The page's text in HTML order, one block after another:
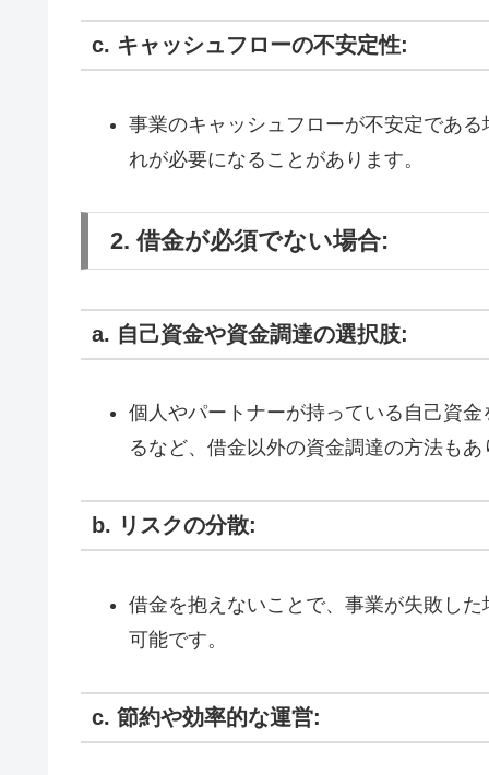
c. キャッシュフローの不安定性:
事業のキャッシュフローが不安定であ
れが必要になることがあります。
2. 借金が必須でない場合:
a. 自己資金や資金調達の選択肢:
個人やパートナーが持っている自己資
るなど、借金以外の資金調達の方法もあ
b. リスクの分散:
借金を抱えないことで、事業が失敗し
可能です。
c. 節約や効率的な運営: